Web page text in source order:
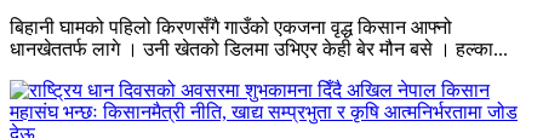
बिहानी घामको पहिलो किरणसँगै गाउँको एकजना वृद्ध किसान आफ्नो
धानखेततर्फ लागे । उनी खेतको डिलमा उभिएर केही बेर मौन बसे । हल्का...